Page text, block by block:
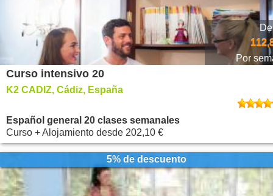
Por
Curso intensivo 20
K2 CADIZ, Cádiz, España
Español general 20 clases semanales
Curso + Alojamiento desde 202,10 €
5% de descuento